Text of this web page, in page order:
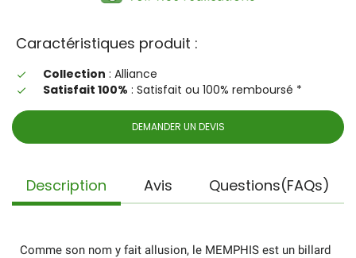
Caractéristiques produit :
done Collection : Alliance
done Satisfait 100% : Satisfait ou 100% remboursé *
DEMANDER UN DEVIS
Description Avis Questions(FAQs)
Comme son nom y fait allusion, le MEMPHIS est un billard